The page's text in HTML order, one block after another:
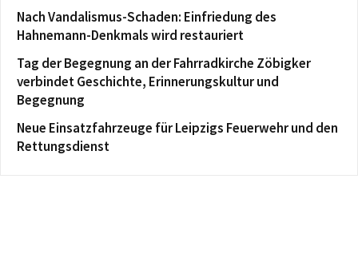
Nach Vandalismus-Schaden: Einfriedung des
Hahnemann-Denkmals wird restauriert
Tag der Begegnung an der Fahrradkirche Zöbigker
verbindet Geschichte, Erinnerungskultur und
Begegnung
Neue Einsatzfahrzeuge für Leipzigs Feuerwehr und den
Rettungsdienst